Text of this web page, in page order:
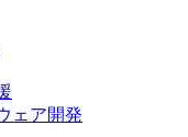
ェア開発